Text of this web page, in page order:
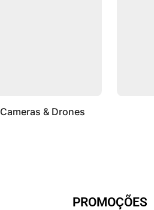
Cameras & Drones
PROMOÇÕES